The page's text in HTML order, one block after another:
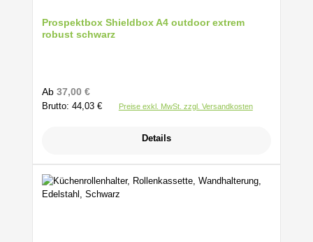
Prospektbox Shieldbox A4 outdoor extrem
robust schwarz
Regulärer Preis:
Ab 37,00 €
Brutto: 44,03 € Preise exkl. MwSt. zzgl. Versandkosten
Details